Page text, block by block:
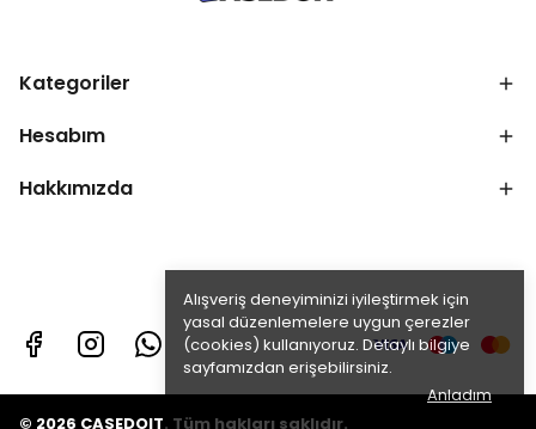
Alışveriş deneyiminizi iyileştirmek için
yasal düzenlemelere uygun çerezler
(cookies) kullanıyoruz. Detaylı bilgiye
sayfamızdan erişebilirsiniz.
Anladım
Kategoriler
Hesabım
Hakkımızda
© 2026 CASEDOIT. Tüm hakları saklıdır.